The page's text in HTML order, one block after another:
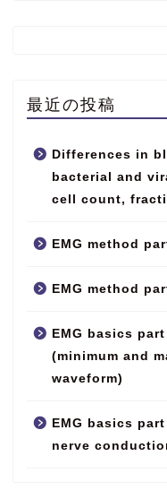
最近の投稿
Differences in
bacterial and
cell count,
EMG method
EMG method
EMG basics
(minimum and
waveform)
EMG basics
nerve